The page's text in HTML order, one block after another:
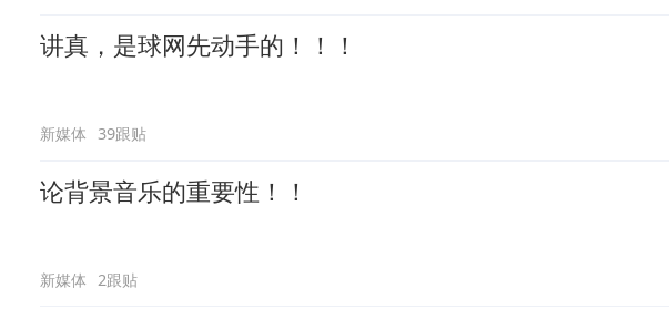
讲真，是球网先动手的！！！
新媒体 39跟贴
论背景音乐的重要性！！
新媒体 2跟贴